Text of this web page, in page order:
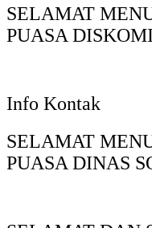
SELAMAT
PUASA
Info Kontak
SELAMAT
PUASA DINAS